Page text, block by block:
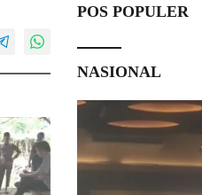
POS POPULER
NASIONAL